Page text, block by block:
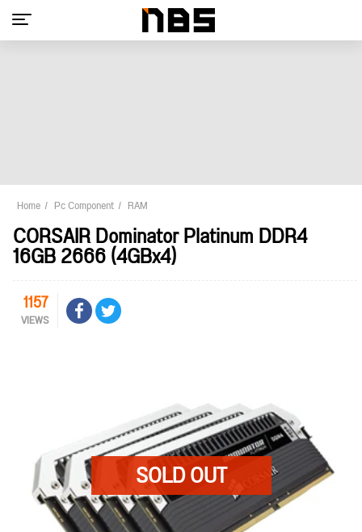
Home Pc Component RAM
CORSAIR Dominator Platinum DDR4
16GB 2666 (4GBx4)
1157
VIEWS